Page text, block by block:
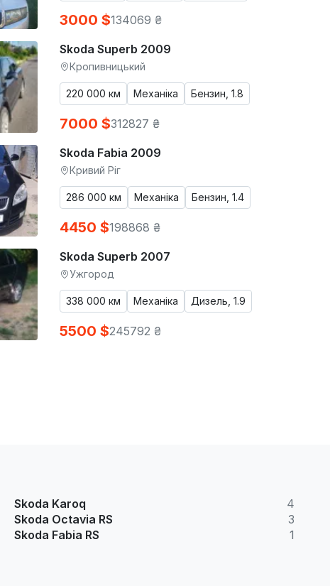
3000 $134069 ₴
Skoda Superb 2009
Кропивницький
220 000 км Механіка Бензин, 1.8
7000 $312827 ₴
Skoda Fabia 2009
Кривий Ріг
286 000 км Механіка Бензин, 1.4
4450 $198868 ₴
Skoda Superb 2007
Ужгород
338 000 км Механіка Дизель, 1.9
5500 $245792 ₴
Skoda Karoq
4
Skoda Octavia RS
3
Skoda Fabia RS
1